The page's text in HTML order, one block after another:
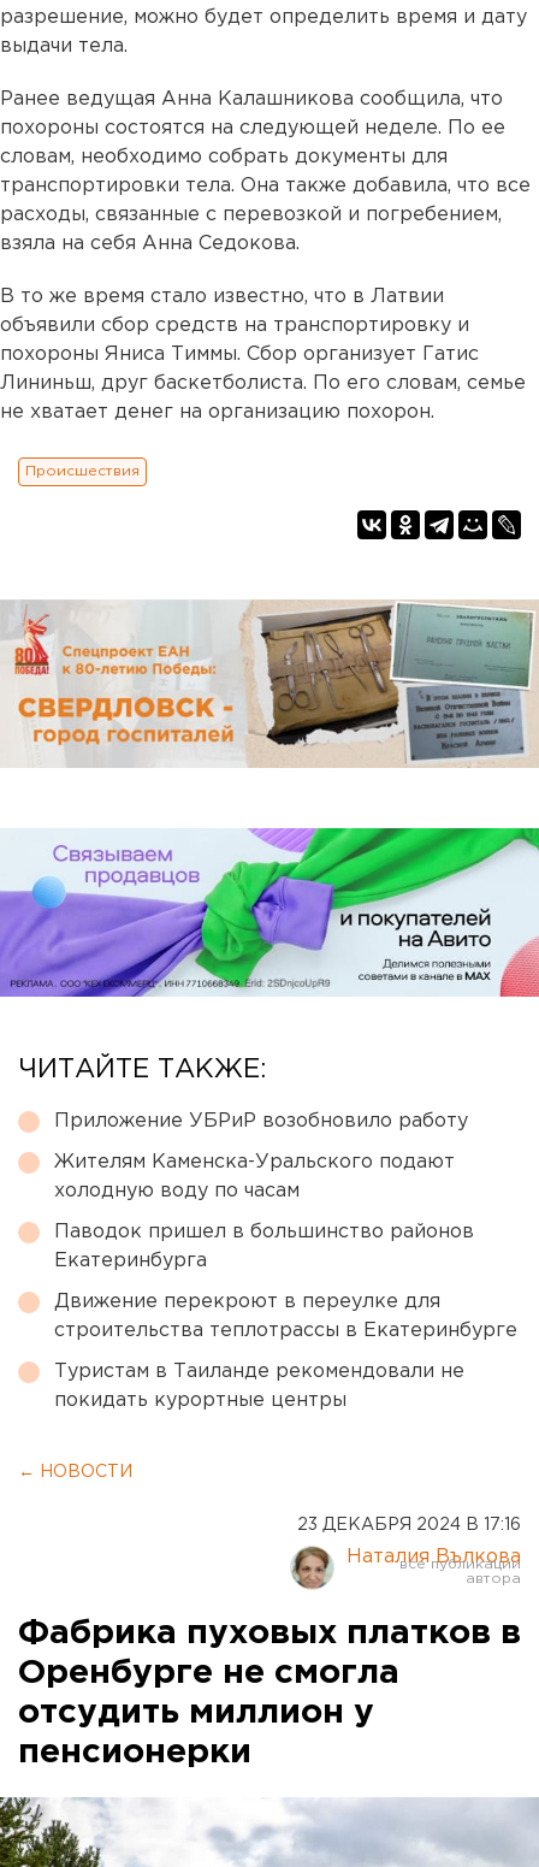
разрешение, можно будет определить время и дату
выдачи тела.
Ранее ведущая Анна Калашникова сообщила, что
похороны состоятся на следующей неделе. По ее
словам, необходимо собрать документы для
транспортировки тела. Она также добавила, что все
расходы, связанные с перевозкой и погребением,
взяла на себя Анна Седокова.
В то же время стало известно, что в Латвии
объявили сбор средств на транспортировку и
похороны Яниса Тиммы. Сбор организует Гатис
Лининьш, друг баскетболиста. По его словам, семье
не хватает денег на организацию похорон.
Происшествия
ЧИТАЙТЕ ТАКЖЕ:
Приложение УБРиР возобновило работу
Жителям Каменска-Уральского подают
холодную воду по часам
Паводок пришел в большинство районов
Екатеринбурга
Движение перекроют в переулке для
строительства теплотрассы в Екатеринбурге
Туристам в Таиланде рекомендовали не
покидать курортные центры
← НОВОСТИ
23 ДЕКАБРЯ 2024 В 17:16
Наталия Вълкова
Фабрика пуховых платков в
Оренбурге не смогла
отсудить миллион у
пенсионерки